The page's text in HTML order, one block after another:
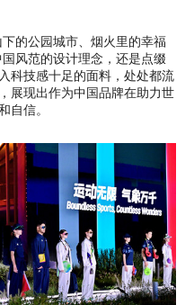
的公园城市、烟火里的幸福
风范的设计理念，还是点缀
科技感十足的面料，处处都流
展现出作为中国品牌在助力世
信。